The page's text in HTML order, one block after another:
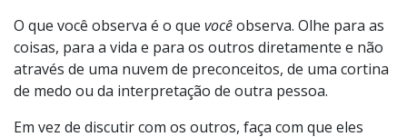
O que você observa é o que vocêobserva. Olhe para as
coisas, para a vida e para os outros diretamente e não
através de uma nuvem de preconceitos, de uma cortina
de medo ou da interpretação de outra pessoa.
Em vez de discutir com os outros, faça com que eles